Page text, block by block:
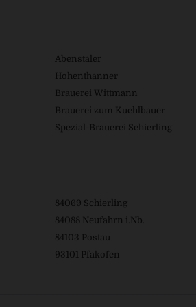
Abenstaler
Hohenthanner
Brauerei Wittmann
Brauerei zum Kuchlbauer
Spezial-Brauerei Schierling
84069 Schierling
84088 Neufahrn i.Nb.
84103 Postau
93101 Pfakofen